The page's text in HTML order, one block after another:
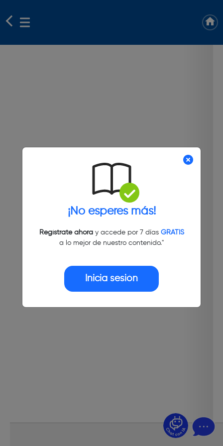
¡No esperes más!
Regístrate ahoray accede por 7 días GRATIS
a lo mejor de nuestro contenido."
Inicia sesión